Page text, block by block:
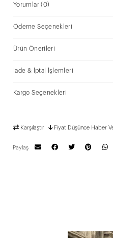
Yorumlar(0)
Ödeme Seçenekleri
Ürün Önerileri
İade & İptal İşlemleri
Kargo Seçenekleri
Karşılaştır Fiyat Düşünce Haber
Paylaş